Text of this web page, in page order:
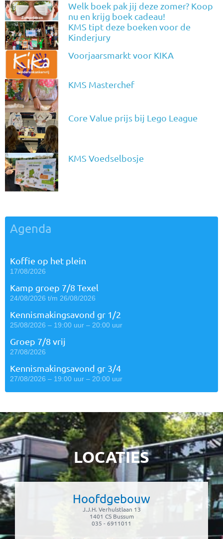
Welk boek pak jij deze zomer? Koop
nu en krijg boek cadeau!
KMS tipt deze boeken voor de
Kinderjury
Voorjaarsmarkt voor KIKA
KMS Masterchef
Core Value prijs bij Lego League
KMS Voedselbosje
Agenda
Koffie op het plein
17/08/2026
Kamp groep 7/8 Texel
24/08/2026 t/m 26/08/2026
Kennismakingsavond gr 1/2
25/08/2026 – 19:00 uur – 20:00 uur
Groep 7/8 vrij
27/08/2026
Kennismakingsavond gr 3/4
27/08/2026 – 19:00 uur – 20:00 uur
LOCATIES
Hoofdgebouw
J.J.H. Verhulstlaan 13
1401 CS Bussum
035 - 6911011